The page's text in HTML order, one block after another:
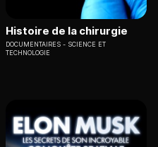
Histoire de la chirurgie
DOCUMENTAIRES
SCIENCE ET
TECHNOLOGIE